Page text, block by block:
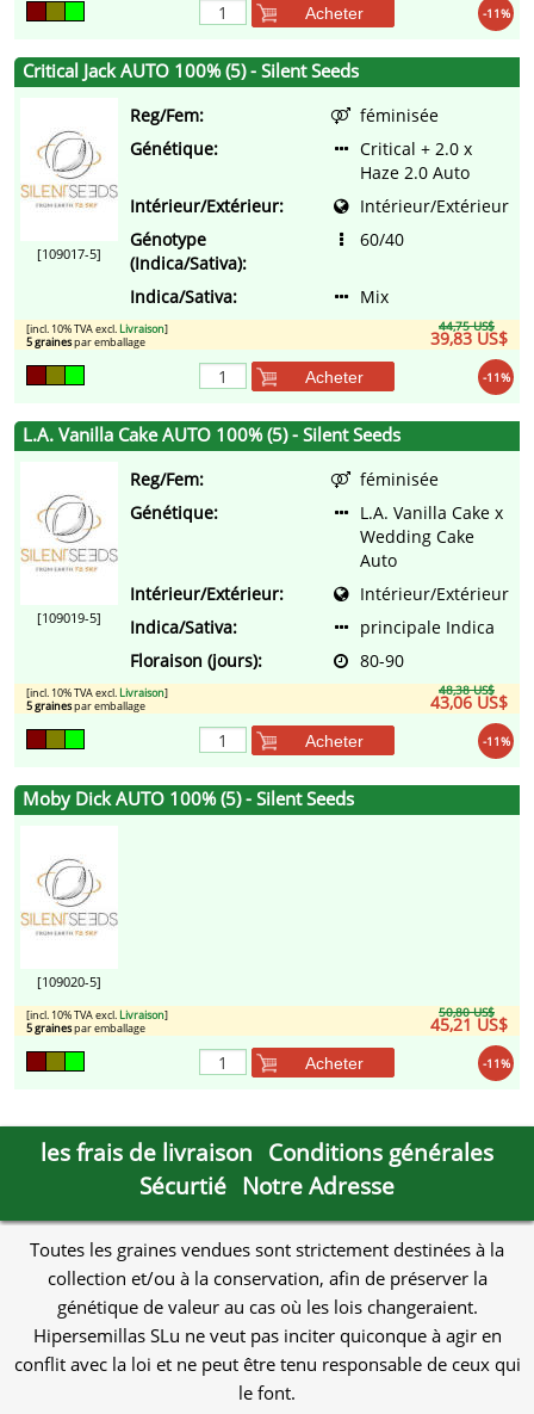
-11%
Acheter
Critical Jack AUTO 100% (5) - Silent Seeds
[109017-5]
Reg/Fem:
féminisée
Génétique:
Critical + 2.0 x
Haze 2.0 Auto
Intérieur/Extérieur:
Intérieur/Extérieur
Génotype
(Indica/Sativa):
60/40
Indica/Sativa: Mix
44,75 US$
39,83 US$
[incl. 10% TVA excl. Livraison]
5 grainespar emballage
-11%
Acheter
L.A. Vanilla Cake AUTO 100% (5) - Silent Seeds
[109019-5]
Reg/Fem:
féminisée
Génétique:
L.A. Vanilla Cake x
Wedding Cake
Auto
Intérieur/Extérieur:
Intérieur/Extérieur
Indica/Sativa:
principale Indica
Floraison (jours):
80-90
48,38 US$
43,06 US$
[incl. 10% TVA excl. Livraison]
5 grainespar emballage
-11%
Acheter
Moby Dick AUTO 100% (5) - Silent Seeds
[109020-5]
50,80 US$
45,21 US$
[incl. 10% TVA excl. Livraison]
5 grainespar emballage
-11%
Acheter
les frais de livraison Conditions générales
Sécurtié Notre Adresse
Toutes les graines vendues sont strictement destinées à la
collection et/ou à la conservation, afin de préserver la
génétique de valeur au cas où les lois changeraient.
Hipersemillas SLu ne veut pas inciter quiconque à agir en
conflit avec la loi et ne peut être tenu responsable de ceux qui
le font.